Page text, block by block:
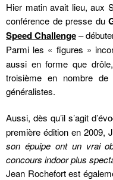
Hier matin avait lieu, aux
conférence de presse du
Speed Challenge–
Parmi les « figures »
aussi en forme que
troisième en nombre
généralistes.
Aussi, dès qu’il s’agit
première édition en 2009,
son épuipe ont un vrai
concours indoor plus
Jean Rochefort est